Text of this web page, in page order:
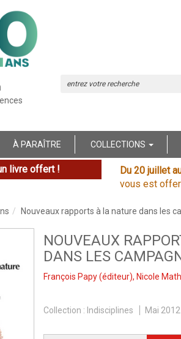
À PARAÎTRE COLLECTIONS
livre offert ! Du 20 juillet
vous est
Nouveaux rapports à la nature dans les
NOUVEAUX
DANS LES
François Papy(éditeur), Nicole
Collection : Indisciplines Mai 2012